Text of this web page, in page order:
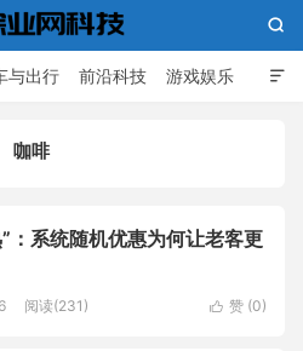

与出行 前沿科技 游戏娱乐

咖啡
：系统随机优惠为何让老客更
 赞 (0)
阅读(231)